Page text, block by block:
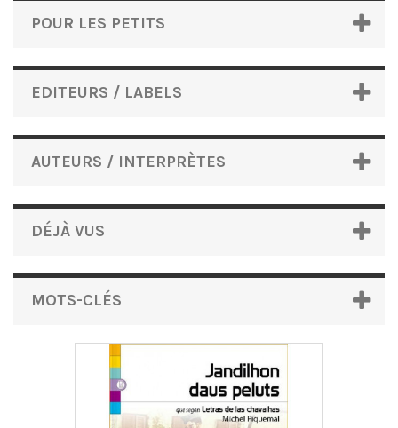
POUR LES PETITS
EDITEURS / LABELS
AUTEURS / INTERPRÈTES
DÉJÀ VUS
MOTS-CLÉS